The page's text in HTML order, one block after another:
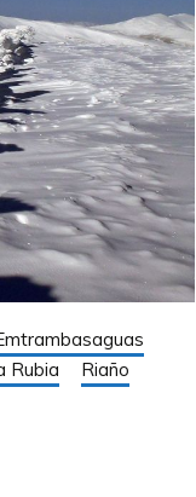
Rubia
Riaño